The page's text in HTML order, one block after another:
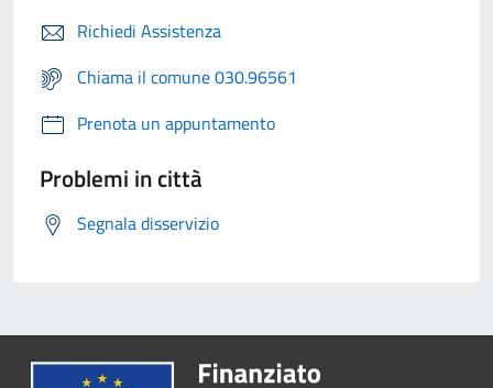
Richiedi Assistenza
Chiama il comune 030.96561
Prenota un appuntamento
Problemi in città
Segnala disservizio